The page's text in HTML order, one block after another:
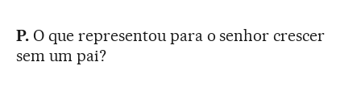
P.O que representou para o senhor crescer
sem um pai?